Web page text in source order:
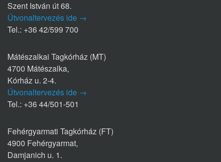
Szent István út 68.
Útvonaltervezés ide →
Tel.: +36 42/599 700
Mátészalkai Tagkórház (MT)
4700 Mátészalka,
Kórház u. 2-4.
Útvonaltervezés ide →
Tel.: +36 44/501-501
Fehérgyarmati Tagkórház (FT)
4900 Fehérgyarmat,
Damjanich u. 1.